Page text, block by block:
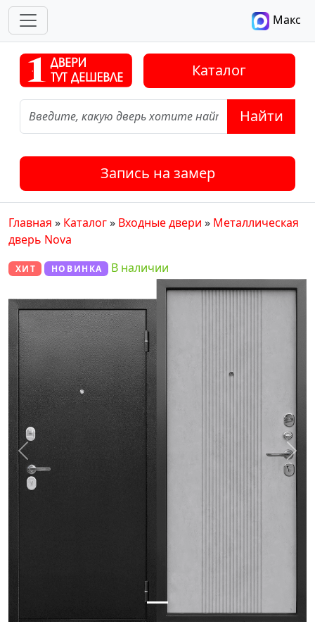
Макс
Каталог
Найти
Запись на замер
Главная » Каталог» Входные двери » Металлическая
дверь Nova
ХИТ НОВИНКА В наличии
Previous Next